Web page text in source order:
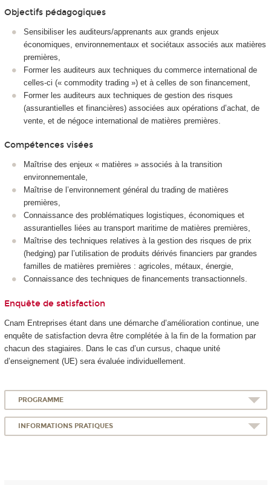
Objectifs pédagogiques
Sensibiliser les auditeurs/apprenants aux grands enjeux
économiques, environnementaux et sociétaux associés aux matières
premières,
Former les auditeurs aux techniques du commerce international de
celles-ci (« commodity trading ») et à celles de son financement,
Former les auditeurs aux techniques de gestion des risques
(assurantielles et financières) associées aux opérations d’achat, de
vente, et de négoce international de matières premières.
Compétences visées
Maîtrise des enjeux « matières » associés à la transition
environnementale,
Maîtrise de l’environnement général du trading de matières
premières,
Connaissance des problématiques logistiques, économiques et
assurantielles liées au transport maritime de matières premières,
Maîtrise des techniques relatives à la gestion des risques de prix
(hedging) par l’utilisation de produits dérivés financiers par grandes
familles de matières premières : agricoles, métaux, énergie,
Connaissance des techniques de financements transactionnels.
Enquête de satisfaction
Cnam Entreprises étant dans une démarche d’amélioration continue, une
enquête de satisfaction devra être complétée à la fin de la formation par
chacun des stagiaires. Dans le cas d’un cursus, chaque unité
d’enseignement (UE) sera évaluée individuellement.
PROGRAMME
INFORMATIONS PRATIQUES